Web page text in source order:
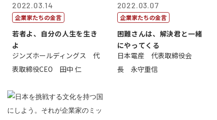
2022.03.14
企業家たちの金言
若者よ、自分の人生を生き
よ
ジンズホールディングス 代
表取締役CEO 田中 仁
2022.03.07
企業家たちの金言
困難さんは、解決君と一緒
にやってくる
日本電産 代表取締役会
長 永守重信